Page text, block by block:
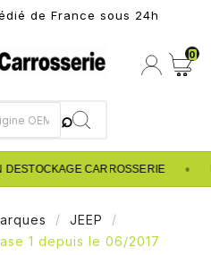
de France sous 24h
0
CARROSSERIE •
JEEP
1 depuis le 06/2017